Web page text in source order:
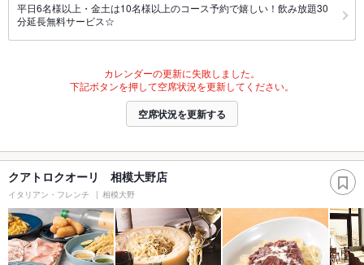
平日6名様以上・金土は10名様以上のコース予約で嬉しい！飲み放題30
分延長無料サービス☆
カレンダーの更新に失敗しました。
下記ボタンを押して空席状況を更新してください。
空席状況を更新する
クアトロクオーリ 相模大野店
イタリアン・フレンチ 相模大野